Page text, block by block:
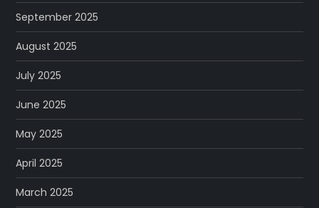
September 2025
August 2025
July 2025
June 2025
May 2025
April 2025
March 2025